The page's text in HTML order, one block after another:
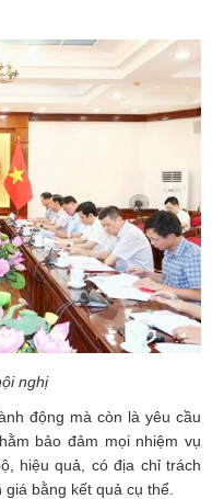
nghị
động mà còn là yêu cầu
bảo đảm mọi nhiệm vụ
hiệu quả, có địa chỉ trách
bằng kết quả cụ thể.